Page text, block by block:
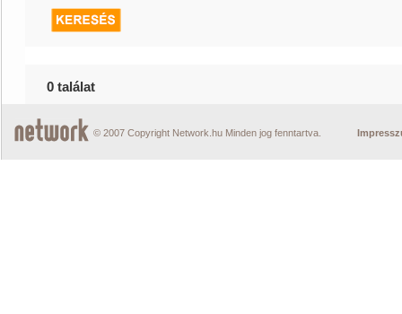
0 találat
© 2007 Copyright Network.hu Minden jog fenntartva.